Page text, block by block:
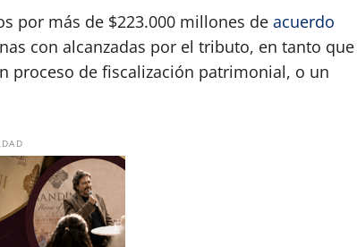
por más de $223.000 millones de acuerdo
con alcanzadas por el tributo, en tanto que
proceso de fiscalización patrimonial, o un